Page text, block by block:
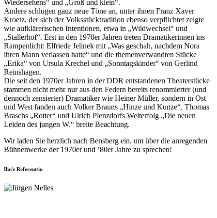
Wiedersehens“ und „Groß und klein“.
Andere schlugen ganz neue Töne an, unter ihnen Franz Xaver
Kroetz, der sich der Volksstücktradition ebenso verpflichtet zeigte
wie aufklärerischen Intentionen, etwa in „Wildwechsel“ und
„Stallerhof“. Erst in den 1970er Jahren treten Dramatikerinnen ins
Rampenlicht: Elfriede Jelinek mit „Was geschah, nachdem Nora
ihren Mann verlassen hatte“ und die themenverwandten Stücke
„Erika“ von Ursula Krechel und „Sonntagskinder“ von Gerlind
Reinshagen.
Die seit den 1970er Jahren in der DDR entstandenen Theaterstücke
stammen nicht mehr nur aus den Federn bereits renommierter (und
dennoch zensierter) Dramatiker wie Heiner Müller, sondern in Ost
und West fanden auch Volker Brauns „Hinze und Kunze“, Thomas
Braschs „Rotter“ und Ulrich Plenzdorfs Welterfolg „Die neuen
Leiden des jungen W.“ breite Beachtung.
Wir laden Sie herzlich nach Bensberg ein, um über die anregenden
Bühnenwerke der 1970er und ’80er Jahre zu sprechen!
Ihr/e Referent/in